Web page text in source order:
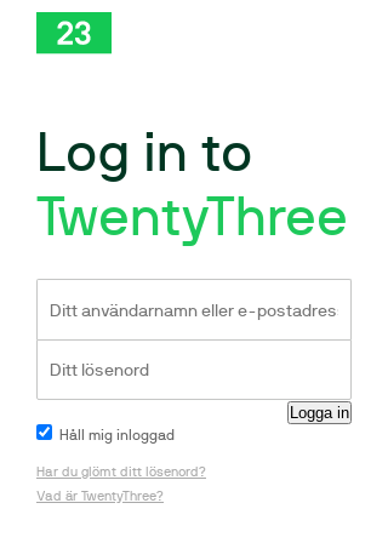
Log in to
TwentyThree
Håll mig inloggad
Har du glömt ditt lösenord?
Vad är TwentyThree?